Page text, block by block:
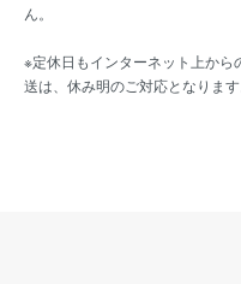
ん。
※定休日もインターネット上か
送は、休み明のご対応となります